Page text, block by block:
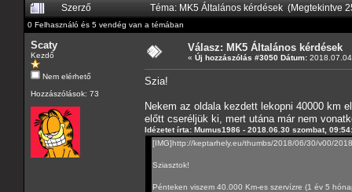
Szerző
Téma: MK5 Általános kérdések (Megtekintve
0 Felhasználó és 5 vendég van a témában
Scaty
Kezdő
Nem elérhető
Hozzászólások: 73
Válasz: MK5 Általános kérdések
« Új hozzászólás #3050 Dátum:
Szia!
Nekem az oldala kezdett lekopni 40000 km
előtt cseréljük ki, mert utána már nem
Idézetet írta: Mumus1986 - 2018.06.30 szombat,
[IMG]http://keptarhely.eu/thumbs/2018/06/30/v00/
Sziasztok!
Pénteken viszem 40.000 Km-es szervízre (1 év 5